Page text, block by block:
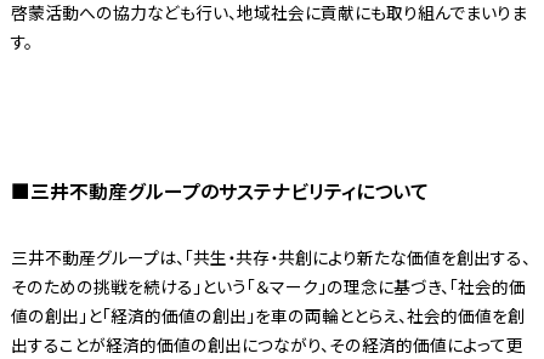
啓蒙活動への協力なども行い、地域社会に貢献にも取り組んでまいりま
す。
■三井不動産グループのサステナビリティについて
三井不動産グループは、「共生・共存・共創により新たな価値を創出する、
そのための挑戦を続ける」という「＆マーク」の理念に基づき、「社会的価
値の創出」と「経済的価値の創出」を車の両輪ととらえ、社会的価値を創
出することが経済的価値の創出につながり、その経済的価値によって更